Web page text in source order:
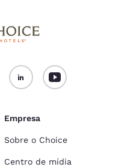
Empresa
Sobre o Choice
Centro de mídia